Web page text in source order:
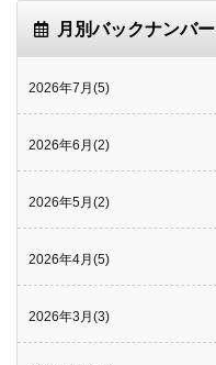
月別バックナンバー
2026年7月(5)
2026年6月(2)
2026年5月(2)
2026年4月(5)
2026年3月(3)